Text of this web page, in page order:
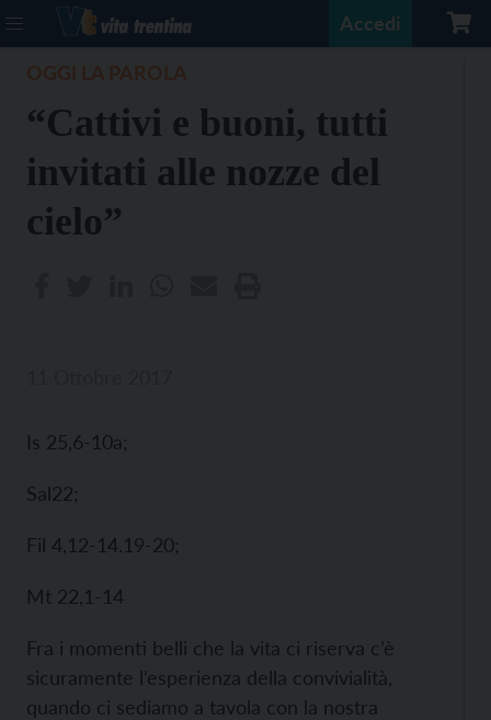
Accedi
“Cattivi e buoni, tutti
invitati alle nozze del
cielo”
Is 25,6-10a;
Sal22;
Fil 4,12-14.19-20;
Mt 22,1-14
Fra i momenti belli che la vita ci riserva c’è
sicuramente l’esperienza della convivialità,
quando ci sediamo a tavola con la nostra